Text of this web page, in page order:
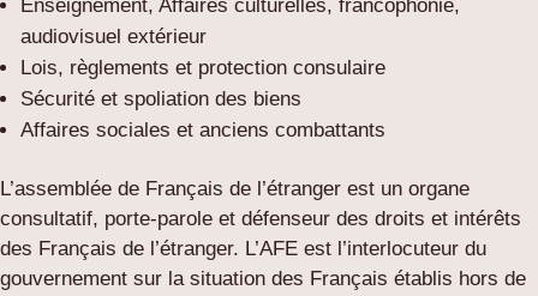
Enseignement, Affaires culturelles, francophonie,
audiovisuel extérieur
Lois, règlements et protection consulaire
Sécurité et spoliation des biens
Affaires sociales et anciens combattants
L’assemblée de Français de l’étranger est un organe
consultatif, porte-parole et défenseur des droits et intérêts
des Français de l’étranger. L’AFE est l’interlocuteur du
gouvernement sur la situation des Français établis hors de